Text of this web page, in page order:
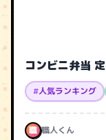
コンビニ弁当
#人気ランキング
職 職人くん